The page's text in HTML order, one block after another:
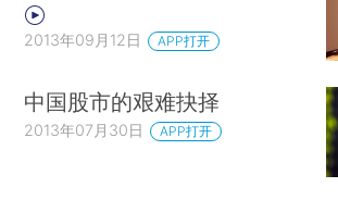
2013年09月12日 APP打开
中国股市的艰难抉择
2013年07月30日 APP打开